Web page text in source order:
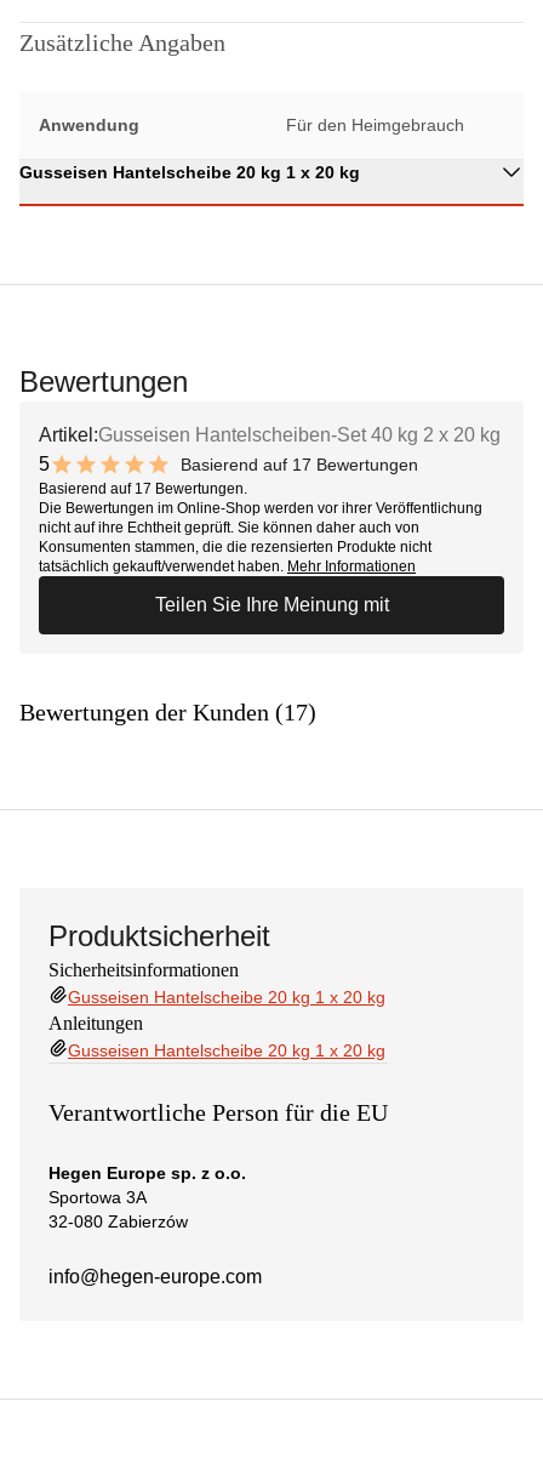
Zusätzliche Angaben
Anwendung Für den Heimgebrauch
Gusseisen Hantelscheibe 20 kg 1 x 20 kg
Bewertungen
Artikel:Gusseisen Hantelscheiben-Set 40 kg 2 x 20 kg
5
10 out of 10 stars
Basierend auf 17 Bewertungen
Basierend auf 17 Bewertungen.
Die Bewertungen im Online-Shop werden vor ihrer Veröffentlichung
nicht auf ihre Echtheit geprüft. Sie können daher auch von
Konsumenten stammen, die die rezensierten Produkte nicht
tatsächlich gekauft/verwendet haben. Mehr Informationen
Teilen Sie Ihre Meinung mit
Bewertungen der Kunden (17)
Produktsicherheit
Sicherheitsinformationen
Gusseisen Hantelscheibe 20 kg 1 x 20 kg
Anleitungen
Gusseisen Hantelscheibe 20 kg 1 x 20 kg
Verantwortliche Person für die EU
Hegen Europe sp. z o.o.
Sportowa 3A
32-080 Zabierzów
info@hegen-europe.com